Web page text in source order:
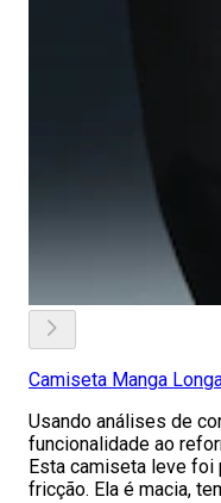
Camiseta Manga
Usando análises de
funcionalidade ao
Esta camiseta leve foi
fricção. Ela é macia,